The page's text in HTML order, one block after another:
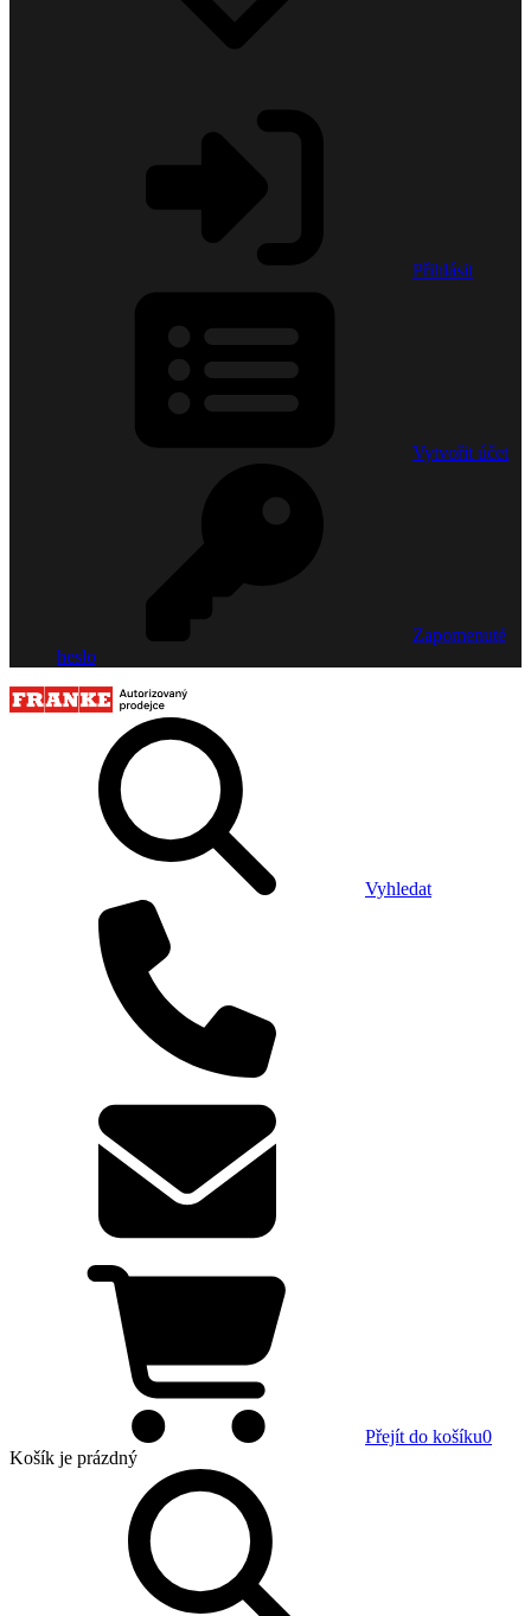
Přihlásit
Vytvořit účet
Zapomenuté
heslo
Vyhledat
Přejít do košíku0
Košík je prázdný